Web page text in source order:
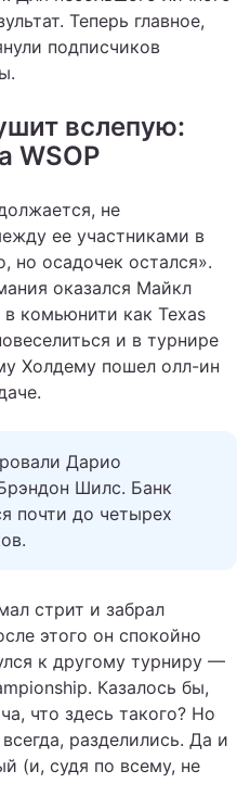
Теперь главное,
подписчиков
вслепую:
WSOP
не
ее участниками в
но осадочек остался».
оказался Майкл
комьюнити как Texas
и в турнире
Холдему пошел олл-ин
Дарио
Шилс. Банк
почти до четырех
стрит и забрал
этого он спокойно
к другому турниру —
Казалось бы,
что здесь такого? Но
разделились. Да и
(и, судя по всему, не